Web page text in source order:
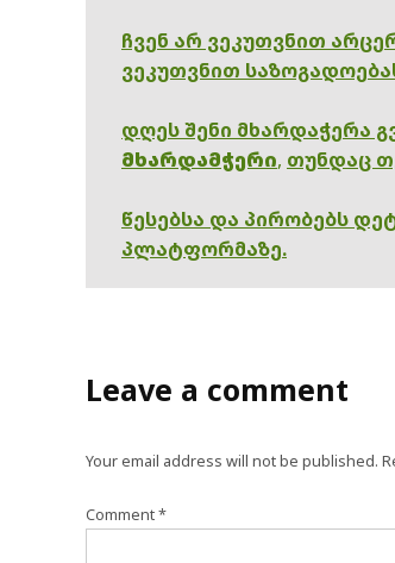
ჩვენ არ ვეკუთვნით
ვეკუთვნით
დღეს შენი მხარდაჭერა
მხარდამჭერი, თუნდაც
წესებსა და პირობებს
პლატფორმაზე.
Leave a comment
Your email address will not be published.
Comment*